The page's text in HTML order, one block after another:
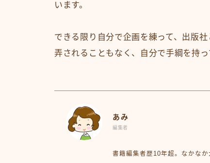
います。
できる限り自分で企画を練って、出版
弄されることもなく、自分で手綱を持っ
あみ
編集者
書籍編集者歴10年超。なかな